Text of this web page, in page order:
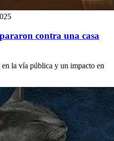
contra una casa
la vía pública y un impacto en